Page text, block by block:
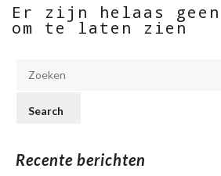
Er zijn helaas
om te laten zien
Recente berichten